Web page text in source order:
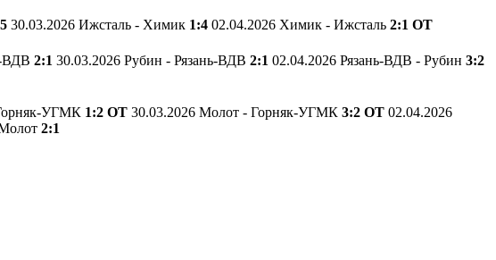
30.03.2026 Ижсталь - Химик 1:4 02.04.2026 Химик - Ижсталь 2:1 ОТ
ВДВ 2:1 30.03.2026 Рубин - Рязань-ВДВ 2:1 02.04.2026 Рязань-ВДВ - Рубин 3:2
УГМК 1:2 ОТ 30.03.2026 Молот - Горняк-УГМК 3:2 ОТ 02.04.2026
2:1